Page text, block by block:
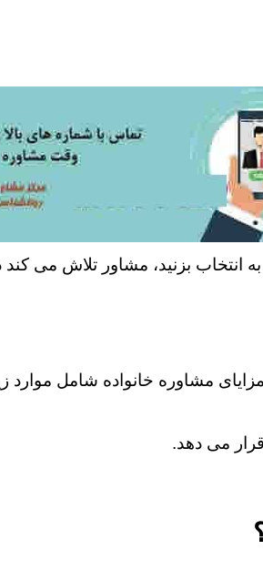
بزنید، مشاور تلاش می
مشاوره خانواده شامل موارد
می دهد.